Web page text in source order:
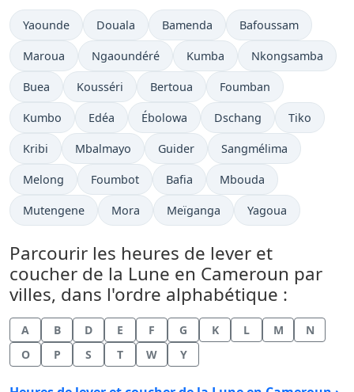
Yaounde Douala Bamenda Bafoussam
Maroua Ngaoundéré Kumba Nkongsamba
Buea Kousséri Bertoua Foumban
Kumbo Edéa Ébolowa Dschang Tiko
Kribi Mbalmayo Guider Sangmélima
Melong Foumbot Bafia Mbouda
Mutengene Mora Meïganga Yagoua
Parcourir les heures de lever et
coucher de la Lune en Cameroun par
villes, dans l'ordre alphabétique :
A B D E F G K L M
N
O
P S T W Y